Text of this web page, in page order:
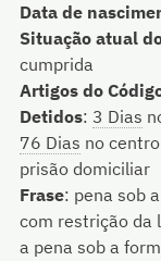
Data de
Situação atual
cumprida
Artigos do
Detidos: 3 Dias
76 Dias no
prisão domiciliar
Frase: pena sob
com restrição da
a pena sob a